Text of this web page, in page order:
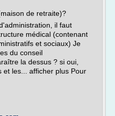
de retraite)?
il faut
médical (contenant
et sociaux) Je
du conseil
la dessus ? si oui,
et les... afficher plus Pour